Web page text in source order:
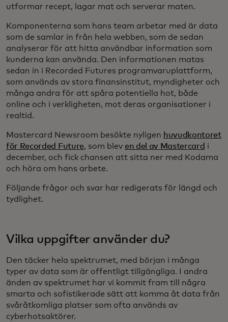
utformar recept, lagar mat och serverar maten.
Komponenterna som hans team arbetar med är data
som de samlar in från hela webben, som de sedan
analyserar för att hitta användbar information som
kunderna kan använda. Den informationen matas
sedan in i Recorded Futures programvaruplattform,
som används av stora finansinstitut, myndigheter och
många andra för att spåra potentiella hot, både
online och i verkligheten, mot deras organisationer i
realtid.
Mastercard Newsroom besökte nyligen huvudkontoret
för Recorded Future, som blev en del av Mastercard i
december, och fick chansen att sitta ner med Kodama
och höra om hans arbete.
Följande frågor och svar har redigerats för längd och
tydlighet.
Vilka uppgifter använder du?
Den täcker hela spektrumet, med början i många
typer av data som är offentligt tillgängliga. I andra
änden av spektrumet har vi kommit fram till några
smarta och sofistikerade sätt att komma åt data från
svåråtkomliga platser som ofta används av
cyberhotsaktörer.